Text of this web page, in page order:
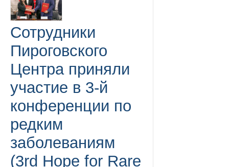
Сотрудники
Пироговского
Центра приняли
участие в 3-й
конференции по
редким
заболеваниям
(3rd Hope for Rare